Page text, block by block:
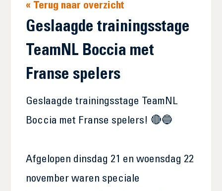
« Terug naar overzicht
Geslaagde trainingsstage
TeamNL Boccia met
Franse spelers
Geslaagde trainingsstage TeamNL
Boccia met Franse spelers! 🔴🔵
Afgelopen dinsdag 21 en woensdag 22
november waren speciale